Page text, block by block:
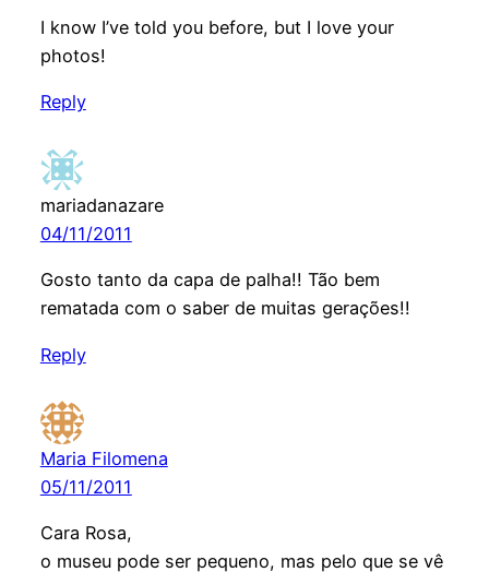
I know I’ve told you before, but I love your
photos!
Reply
mariadanazare
04/11/2011
Gosto tanto da capa de palha!! Tão bem
rematada com o saber de muitas gerações!!
Reply
Maria Filomena
05/11/2011
Cara Rosa,
o museu pode ser pequeno, mas pelo que se vê